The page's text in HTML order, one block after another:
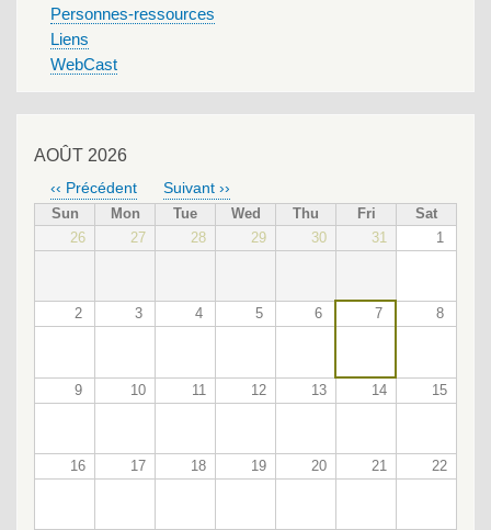
Personnes-ressources
Liens
WebCast
AOÛT 2026
PAGINATION
‹‹ Précédent Suivant ››
Sun Mon Tue Wed Thu Fri
Sat
26
27 28 29 30 31 1
2 3 4 5 6 7 8
9 10 11 12 13 14 15
16 17 18 19 20 21 22